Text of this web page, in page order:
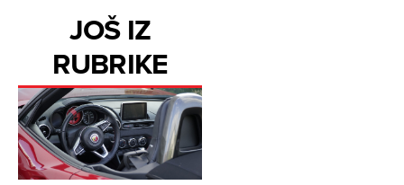
JOŠ IZ
RUBRIKE